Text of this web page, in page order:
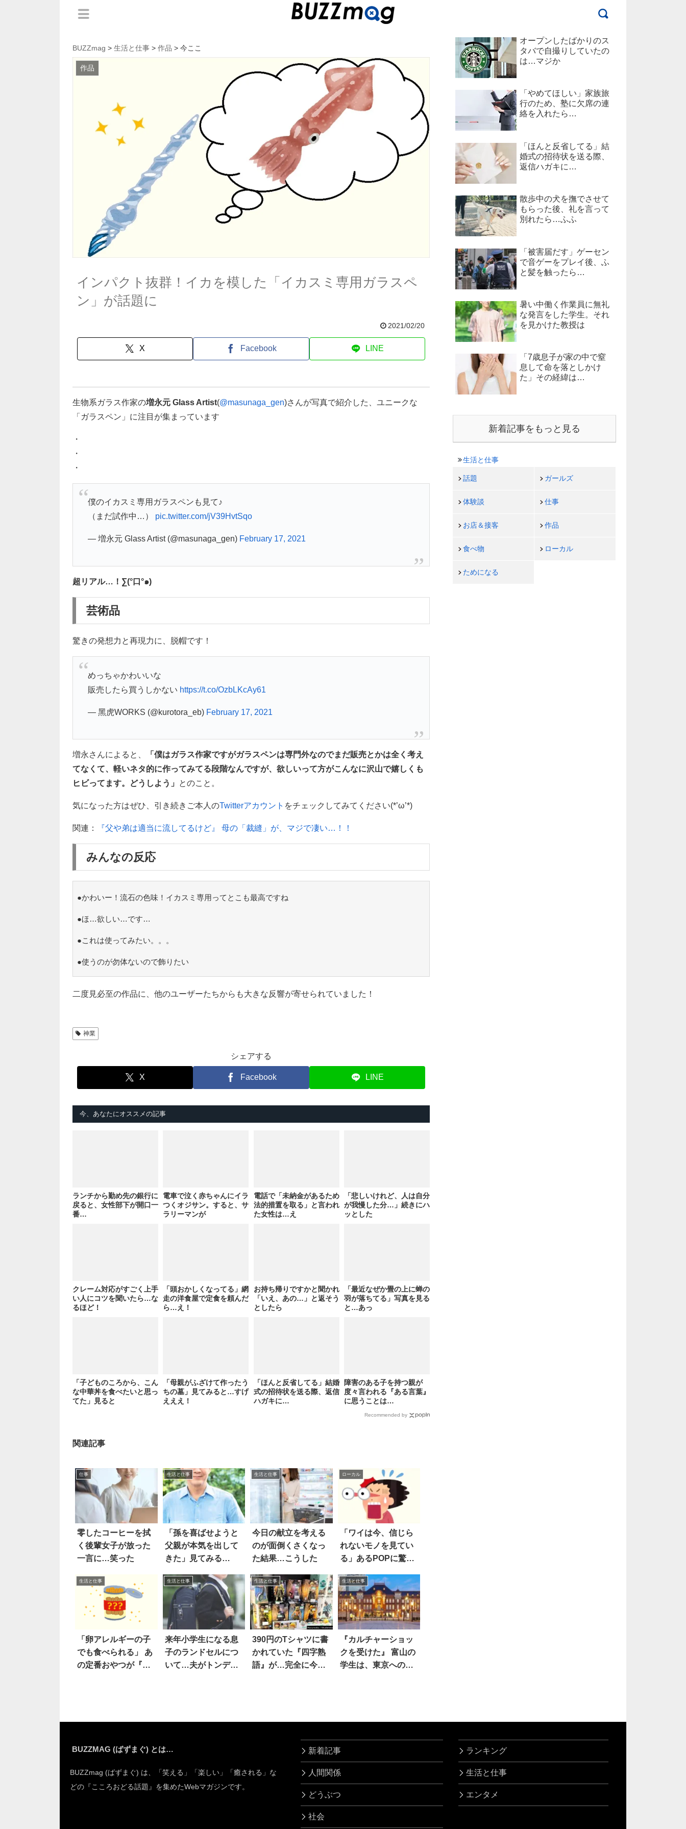
BUZZmag > 生活と仕事 > 作品 > 今ここ
作品
インパクト抜群！イカを模した「イカスミ専用ガラスペ
ン」が話題に
2021/02/20
X Facebook LINE
生物系ガラス作家の増永元 Glass Artist(@masunaga_gen)さんが写真で紹介した、ユニークな
「ガラスペン」に注目が集まっています
・
・
・
僕のイカスミ専用ガラスペンも見て♪
（まだ試作中…） pic.twitter.com/jV39HvtSqo
— 増永元 Glass Artist (@masunaga_gen) February 17, 2021
超リアル…！∑(°口°๑)
芸術品
驚きの発想力と再現力に、脱帽です！
めっちゃかわいいな
販売したら買うしかない https://t.co/OzbLKcAy61
— 黑虎WORKS (@kurotora_eb) February 17, 2021
増永さんによると、
「僕はガラス作家ですがガラスペンは専門外なのでまだ販売とかは全く考え
てなくて、軽いネタ的に作ってみてる段階なんですが、欲しいって方がこんなに沢山で嬉しくも
ヒビってます。どうしよう」
とのこと。
気になった方はぜひ、引き続きご本人のTwitterアカウント をチェックしてみてください(*’ω’*)
関連： 『父や弟は適当に流してるけど』 母の「裁縫」が、マジで凄い…！！
みんなの反応
●かわいー！流石の色味！イカスミ専用ってとこも最高ですね
●ほ…欲しい…です…
●これは使ってみたい。。。
●使うのが勿体ないので飾りたい
二度見必至の作品に、他のユーザーたちからも大きな反響が寄せられていました！
神業
シェアする
X Facebook LINE
今、あなたにオススメの記事
ランチから勤め先の銀行に
戻ると、女性部下が開口一
番…
電車で泣く赤ちゃんにイラ
つくオジサン。すると、サ
ラリーマンが
電話で「未納金があるため
法的措置を取る」と言われ
た女性は…え
「悲しいけれど、人は自分
が我慢した分…」続きにハ
ッとした
クレーム対応がすごく上手
い人にコツを聞いたら…な
るほど！
「頭おかしくなってる」網
走の洋食屋で定食を頼んだ
ら…え！
お持ち帰りですかと聞かれ
「いえ、あの…」と返そう
としたら
「最近なぜか畳の上に蝉の
羽が落ちてる」写真を見る
と…あっ
「子どものころから、こん
な中華丼を食べたいと思っ
てた」見ると
「母親がふざけて作ったう
ちの墓」見てみると…すげ
えええ！
「ほんと反省してる」結婚
式の招待状を送る際、返信
ハガキに…
障害のある子を持つ親が
度々言われる『ある言葉』
に思うことは…
Recommended by
関連記事
仕事
零したコーヒーを拭
く後輩女子が放った
一言に…笑った
生活と仕事
「孫を喜ばせようと
父親が本気を出して
きた」見てみる
生活と仕事
今日の献立を考える
のが面倒くさくなっ
た結果…こうした
ローカル
「ワイは今、信じら
れないモノを見てい
る」あるPOPに驚い
生活と仕事
「卵アレルギーの子
でも食べられる」 あ
の定番おやつが『非
生活と仕事
来年小学生になる息
子のランドセルにつ
いて…夫がトンデモ
生活と仕事
390円のTシャツに書
かれていた『四字熟
語』が…完全に今の
生活と仕事
『カルチャーショッ
クを受けた』 富山の
学生は、東京への修
オープンしたばかりのス
タバで自撮りしていたの
は…マジか
「やめてほしい」家族旅
行のため、塾に欠席の連
絡を入れたら…
「ほんと反省してる」結
婚式の招待状を送る際、
返信ハガキに…
散歩中の犬を撫でさせて
もらった後、礼を言って
別れたら…ふふ
「被害届だす」ゲーセン
で音ゲーをプレイ後、ふ
と髪を触ったら…
暑い中働く作業員に無礼
な発言をした学生。それ
を見かけた教授は
「7歳息子が家の中で窒
息して命を落としかけ
た」その経緯は…
新着記事をもっと見る
生活と仕事
話題 ガールズ
体験談 仕事
お店＆接客 作品
食べ物 ローカル
ためになる
BUZZMAG (ばずまぐ) とは…
BUZZmag (ばずまぐ) は、「笑える」「楽しい」「癒される」な
どの『こころおどる話題』を集めたWebマガジンです。
新着記事
人間関係
どうぶつ
社会
ランキング
生活と仕事
エンタメ